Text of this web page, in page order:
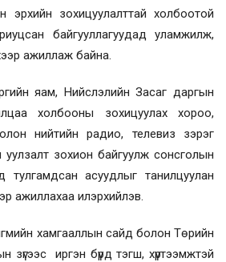
эрхийн зохицуулалттай холбоотой
байгууллагуудад уламжилж,
ажиллаж байна.
яам, Нийслэлийн Засаг даргын
холбооны зохицуулах хороо,
нийтийн радио, телевиз зэрэг
уулзалт зохион байгуулж сонсголын
тулгамдсан асуудлыг танилцуулан
ажиллахаа илэрхийлэв.
хамгааллын сайд болон Төрийн
зүгээс иргэн бүрд тэгш, хүртээмжтэй